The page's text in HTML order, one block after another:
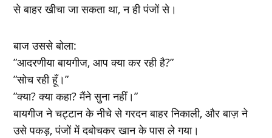
से बाहर खीचा जा सकता था, न ही पंजों से।
बाज उससे बोला:
”आदरणीया बायगीज, आप क्‍या कर रही है?”
”सोच रही हूँ।”
”क्‍या? क्‍या कहा? मैंने सुना नहीं।”
बायगीज ने चट्टान के नीचे से गरदन बाहर निकाली, और बाज़ ने
उसे पकड़, पंजों में दबोचकर खान के पास ले गया।